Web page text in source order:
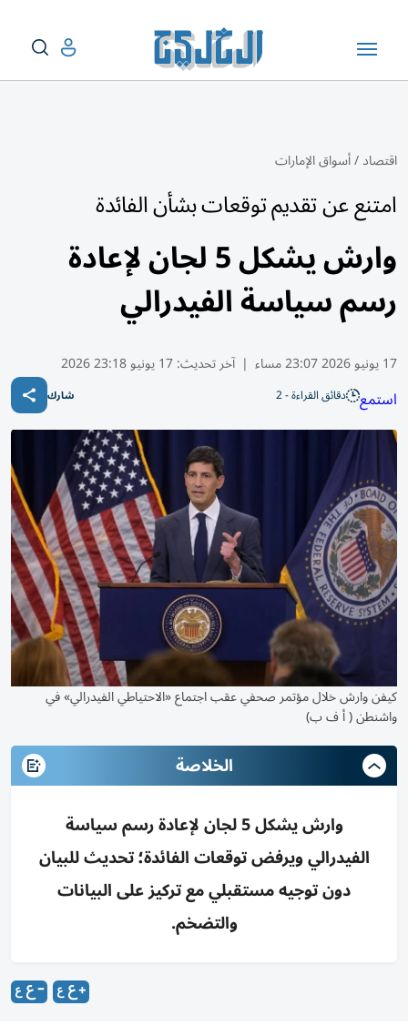
اقتصاد/أسواق الإمارات
امتنع عن تقديم توقعات بشأن الفائدة
وارش يشكل 5 لجان لإعادة
رسم سياسة الفيدرالي
17 يونيو 2026 23:07 مساء | آخر تحديث:17 يونيو 23:18 2026
استمع دقائق القراءة - 2 شارك
كيفن وارش خلال مؤتمر صحفي عقب اجتماع «الاحتياطي الفيدرالي» في
واشنطن ( أ ف ب)
الخلاصة
وارش يشكل 5 لجان لإعادة رسم سياسة
الفيدرالي ويرفض توقعات الفائدة؛ تحديث للبيان
دون توجيه مستقبلي مع تركيز على البيانات
والتضخم.